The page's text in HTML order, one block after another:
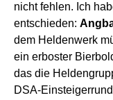
nicht fehlen. Ich
entschieden:
dem Heldenwerk
ein erboster
das die
DSA-